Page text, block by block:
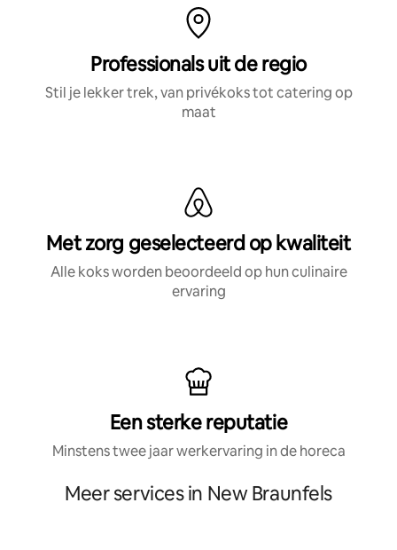
Professionals uit de regio
Stil je lekker trek, van privékoks tot catering op
maat
Met zorg geselecteerd op kwaliteit
Alle koks worden beoordeeld op hun culinaire
ervaring
Een sterke reputatie
Minstens twee jaar werkervaring in de horeca
Meer services in New Braunfels